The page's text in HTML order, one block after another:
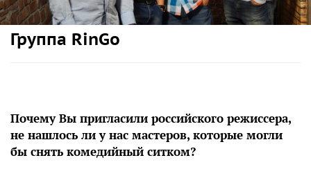
Группа RinGo
Почему Вы пригласили российского режиссера,
не нашлось ли у нас мастеров, которые могли
бы снять комедийный ситком?